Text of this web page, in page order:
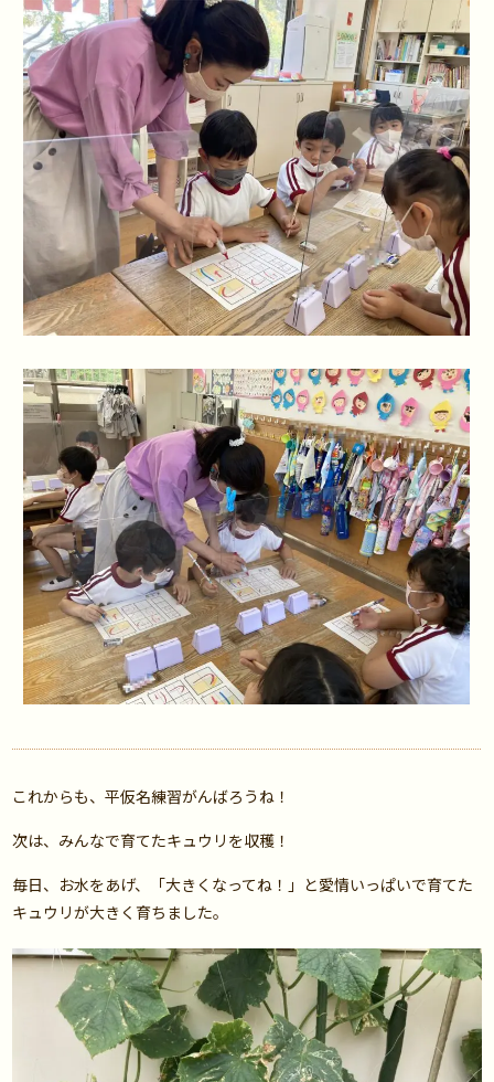
これからも、平仮名練習がんばろうね！
次は、みんなで育てたキュウリを収穫！
毎日、お水をあげ、「大きくなってね！」と愛情いっぱいで育てた
キュウリが大きく育ちました。